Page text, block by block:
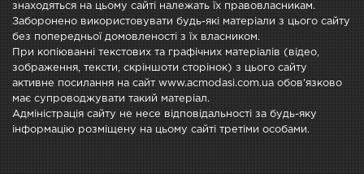
знаходяться на цьому сайті належать їх правовласникам.
Заборонено використовувати будь-які матеріали з цього сайту
без попередньої домовленості з їх власником.
При копіюванні текстових та графічних матеріалів (відео,
зображення, тексти, скріншоти сторінок) з цього сайту
активне посилання на сайт www.acmodasi.com.ua обов'язково
має супроводжувати такий матеріал.
Адміністрація сайту не несе відповідальності за будь-яку
інформацію розміщену на цьому сайті третіми особами.